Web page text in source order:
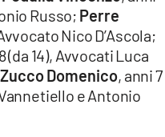
Russo; Perre
Nico D’Ascola;
(da 14), Avvocati Luca
Zucco Domenico, anni 7
e Antonio